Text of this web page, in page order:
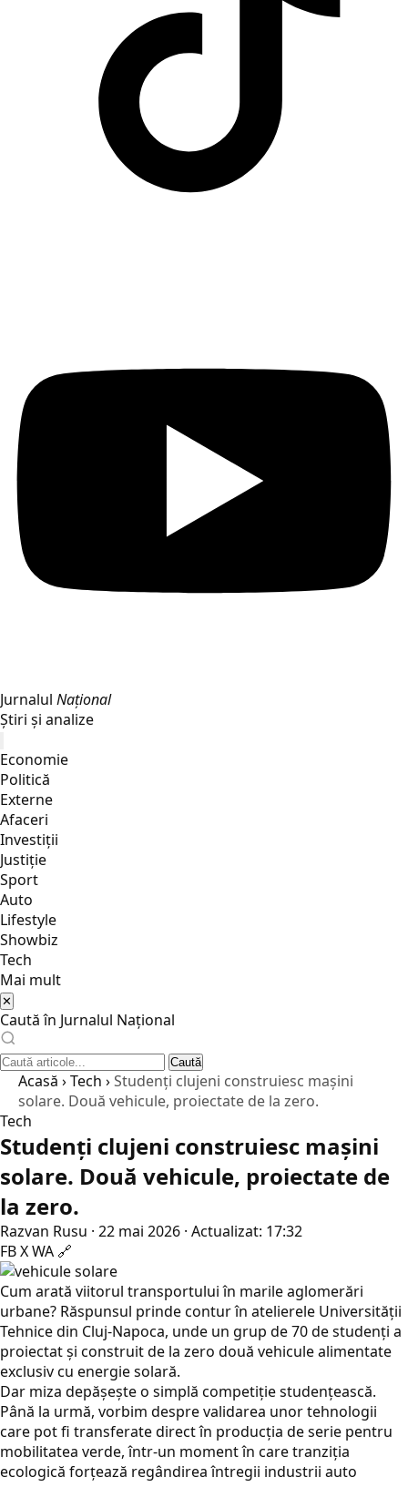
Jurnalul Național
Știri și analize
Economie
Politică
Externe
Afaceri
Investiții
Justiţie
Sport
Auto
Lifestyle
Showbiz
Tech
Mai mult
✕
Caută în Jurnalul Național
Caută
Acasă ›Tech ›Studenți clujeni construiesc mașini
solare. Două vehicule, proiectate de la zero.
Tech
Studenți clujeni construiesc mașini
solare. Două vehicule, proiectate de
la zero.
Razvan Rusu · 22 mai 2026 · Actualizat: 17:32
FBXWA 🔗
Cum arată viitorul transportului în marile aglomerări
urbane? Răspunsul prinde contur în atelierele Universității
Tehnice din Cluj-Napoca, unde un grup de 70 de studenți a
proiectat și construit de la zero două vehicule alimentate
exclusiv cu energie solară.
Dar miza depășește o simplă competiție studențească.
Până la urmă, vorbim despre validarea unor tehnologii
care pot fi transferate direct în producția de serie pentru
mobilitatea verde, într-un moment în care tranziția
ecologică forțează regândirea întregii industrii auto